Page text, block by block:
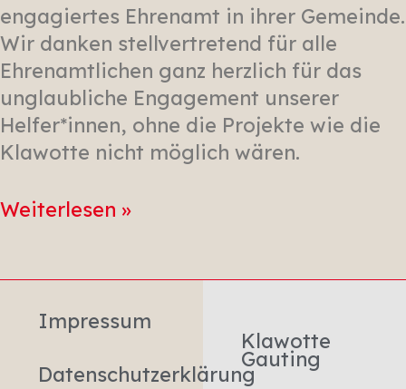
engagiertes Ehrenamt in ihrer Gemeinde.
Wir danken stellvertretend für alle
Ehrenamtlichen ganz herzlich für das
unglaubliche Engagement unserer
Helfer*innen, ohne die Projekte wie die
Klawotte nicht möglich wären.
Weiterlesen »
Impressum
Datenschutzerklärung
Klawotte
Gauting